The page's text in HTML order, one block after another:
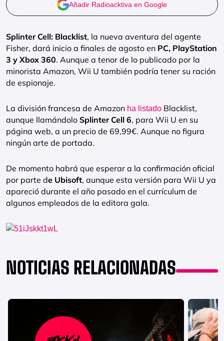
Añadir Radioacktiva en Google
Splinter Cell: Blacklist, la nueva aventura del agente
Fisher, dará inicio a finales de agosto en PC, PlayStation
3 y Xbox 360. Aunque a tenor de lo publicado por la
minorista Amazon, Wii U también podría tener su ración
de espionaje.
La división francesa de Amazon ha listado Blacklist,
aunque llamándolo Splinter Cell 6, para Wii U en su
página web, a un precio de 69,99€. Aunque no figura
ningún arte de portada.
De momento habrá que esperar a la confirmación oficial
por parte de Ubisoft, aunque esta versión para Wii U ya
apareció durante el año pasado en el currículum de
algunos empleados de la editora gala.
NOTICIAS RELACIONADAS